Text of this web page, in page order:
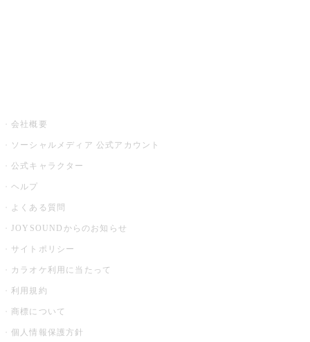
会社概要
ソーシャルメディア 公式アカウント
公式キャラクター
ヘルプ
よくある質問
JOYSOUNDからのお知らせ
サイトポリシー
カラオケ利用に当たって
利用規約
商標について
個人情報保護方針